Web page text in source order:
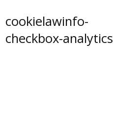
cookielawinfo-
checkbox-analytics